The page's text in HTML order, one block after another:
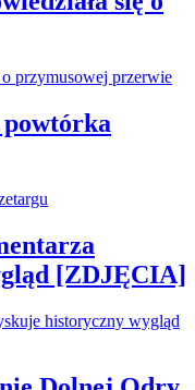
powtórka
[ZDJĘCIA]